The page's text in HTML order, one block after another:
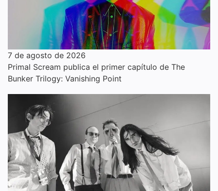
7 de agosto de 2026
Primal Scream publica el primer capítulo de The
Bunker Trilogy: Vanishing Point